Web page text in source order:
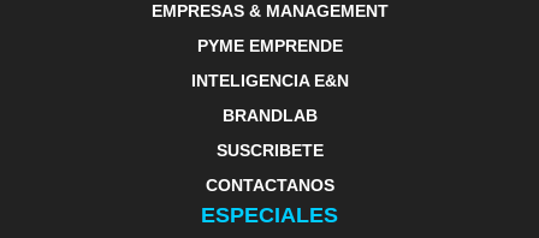
EMPRESAS & MANAGEMENT
PYME EMPRENDE
INTELIGENCIA E&N
BRANDLAB
SUSCRIBETE
CONTACTANOS
ESPECIALES